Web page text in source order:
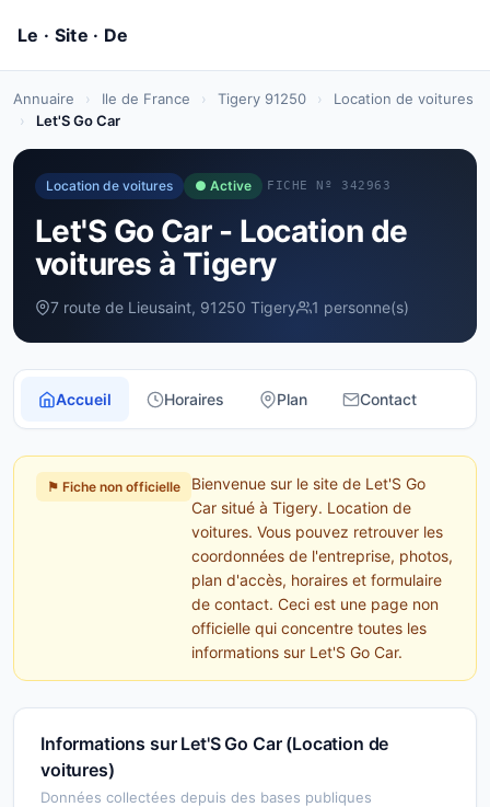
Annuaire › Ile de France › Tigery 91250 ›
Location de voitures
›
Let'S Go Car
Location de voitures ● Active FICHE Nº 342963
Let'S Go Car - Location de
voitures à Tigery
7 route de Lieusaint, 91250 Tigery 1 personne(s)
Accueil Horaires Plan Contact
⚑ Fiche non officielle
Bienvenue sur le site de Let'S Go
Car situé à Tigery. Location de
voitures. Vous pouvez retrouver les
coordonnées de l'entreprise, photos,
plan d'accès, horaires et formulaire
de contact. Ceci est une page non
officielle qui concentre toutes les
informations sur Let'S Go Car.
Informations sur Let'S Go Car (Location de
voitures)
Données collectées depuis des bases publiques